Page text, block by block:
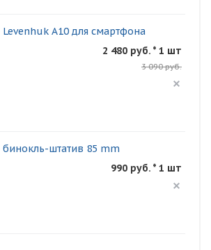
Levenhuk A10 для смартфона
2 480 руб. * 1 шт
3 090 руб.
бинокль-штатив 85 mm
990 руб. * 1 шт